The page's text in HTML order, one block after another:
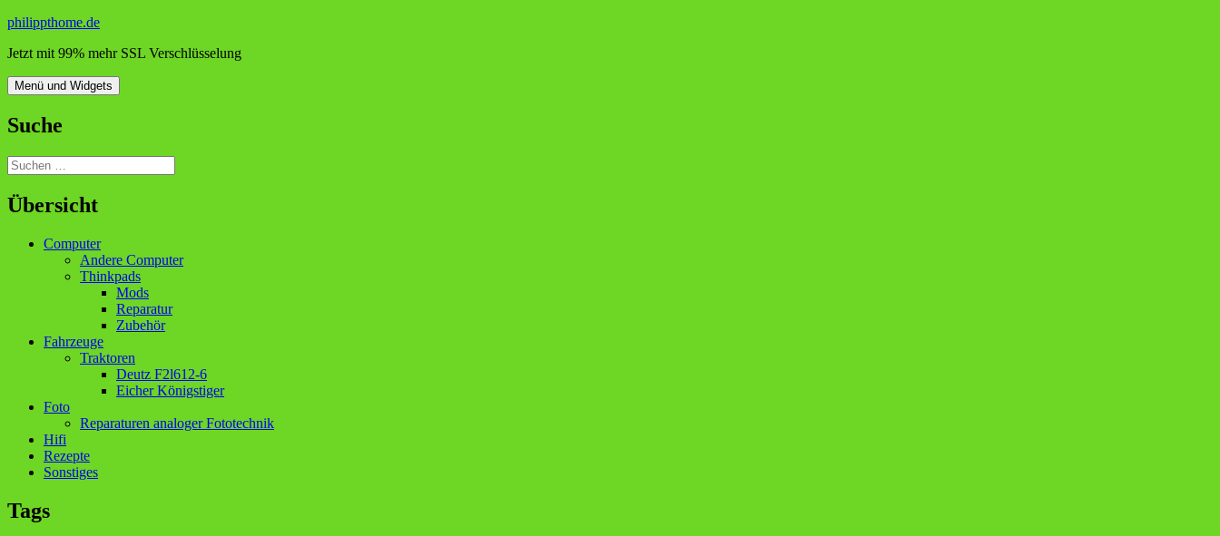
Zum
springen
philippthome.de
Jetzt mit 99% mehr SSL Verschlüsselung
Menü und Widgets
Suche
Suchen
nach:
Übersicht
Computer
Andere Computer
Thinkpads
Mods
Reparatur
Zubehör
Fahrzeuge
Traktoren
Deutz F2l612-6
Eicher Königstiger
Foto
Reparaturen analoger Fototechnik
Hifi
Rezepte
Sonstiges
Tags